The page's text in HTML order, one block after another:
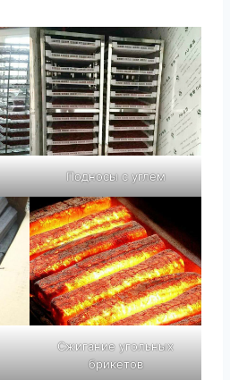
Подносы с углем
Сжигание угольных
брикетов